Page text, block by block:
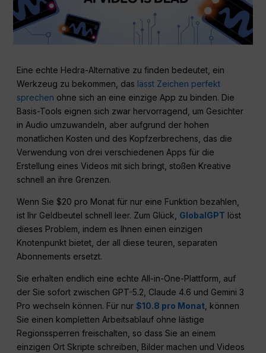
Eine echte Hedra-Alternative zu finden bedeutet, ein
Werkzeug zu bekommen, das lässt Zeichen perfekt
sprechen ohne sich an eine einzige App zu binden. Die
Basis-Tools eignen sich zwar hervorragend, um Gesichter
in Audio umzuwandeln, aber aufgrund der hohen
monatlichen Kosten und des Kopfzerbrechens, das die
Verwendung von drei verschiedenen Apps für die
Erstellung eines Videos mit sich bringt, stoßen Kreative
schnell an ihre Grenzen.
Wenn Sie $20 pro Monat für nur eine Funktion bezahlen,
ist Ihr Geldbeutel schnell leer. Zum Glück, GlobalGPT löst
dieses Problem, indem es Ihnen einen einzigen
Knotenpunkt bietet, der all diese teuren, separaten
Abonnements ersetzt.
Sie erhalten endlich eine echte All-in-One-Plattform, auf
der Sie sofort zwischen GPT-5.2, Claude 4.6 und Gemini 3
Pro wechseln können. Für nur$10.8 pro Monat, können
Sie einen kompletten Arbeitsablauf ohne lästige
Regionssperren freischalten, so dass Sie an einem
einzigen Ort Skripte schreiben, Bilder machen und Videos